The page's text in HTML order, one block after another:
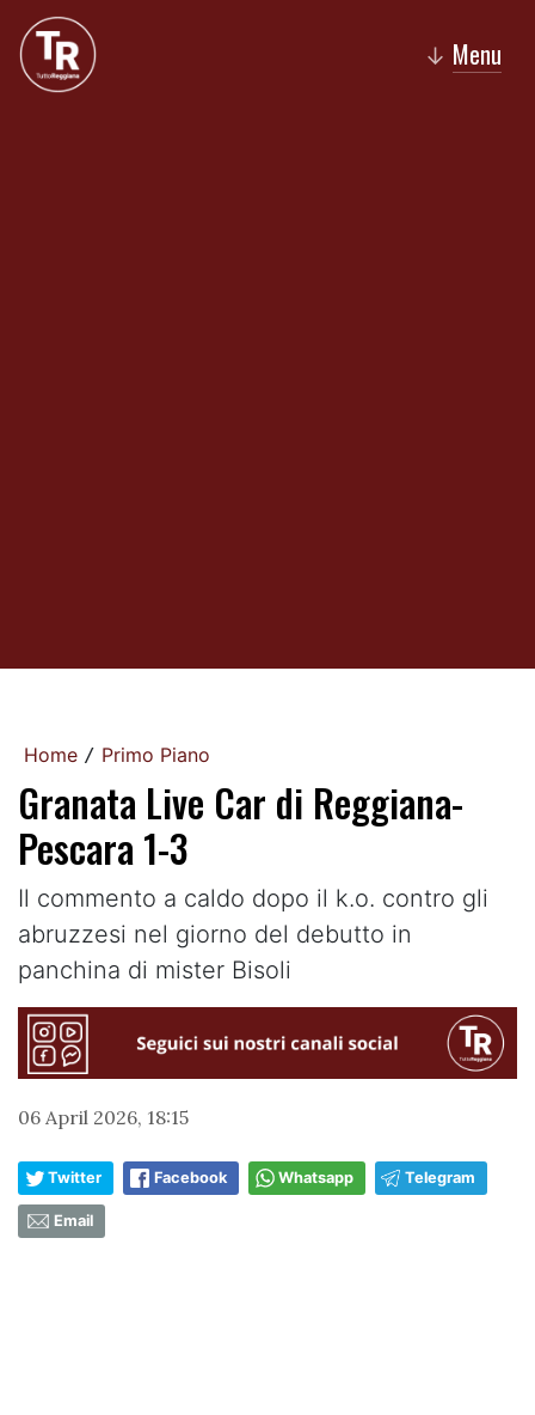
↓ Menu
Home / Primo Piano
Granata Live Car di Reggiana-
Pescara 1-3
Il commento a caldo dopo il k.o. contro gli
abruzzesi nel giorno del debutto in
panchina di mister Bisoli
06 April 2026, 18:15
Twitter Facebook Whatsapp Telegram
Email